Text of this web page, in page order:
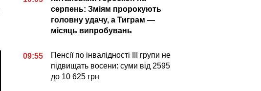
серпень: Зміям пророкують
головну удачу, а Тиграм —
місяць випробувань
09:55
Пенсії по інвалідності III групи не
підвищать восени: суми від 2595
до 10 625 грн